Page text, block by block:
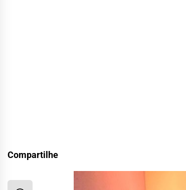
Compartilhe